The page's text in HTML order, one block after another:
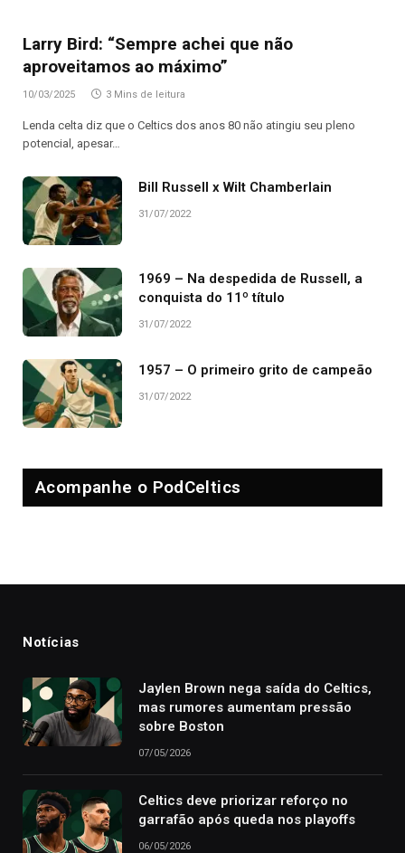
Larry Bird: “Sempre achei que não
aproveitamos ao máximo”
10/03/2025 3 Mins de leitura
Lenda celta diz que o Celtics dos anos 80 não atingiu seu pleno
potencial, apesar…
Bill Russell x Wilt Chamberlain
31/07/2022
1969 – Na despedida de Russell, a
conquista do 11º título
31/07/2022
1957 – O primeiro grito de campeão
31/07/2022
Acompanhe o PodCeltics
Notícias
Jaylen Brown nega saída do Celtics,
mas rumores aumentam pressão
sobre Boston
07/05/2026
Celtics deve priorizar reforço no
garrafão após queda nos playoffs
06/05/2026